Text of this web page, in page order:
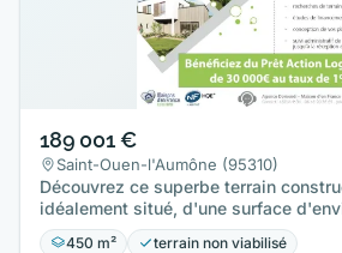
189 001 €
Saint-Ouen-l'Aumône (95310)
Découvrez ce superbe terrain
idéalement situé, d'une surface
une belle…
450 m² terrain non viabilisé